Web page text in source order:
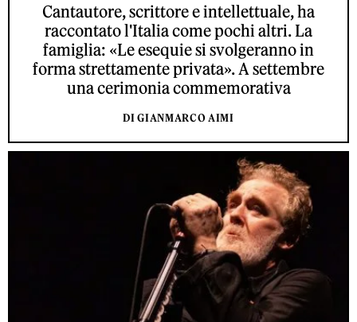
Cantautore, scrittore e intellettuale, ha
raccontato l'Italia come pochi altri. La
famiglia: «Le esequie si svolgeranno in
forma strettamente privata». A settembre
una cerimonia commemorativa
DI GIANMARCO AIMI